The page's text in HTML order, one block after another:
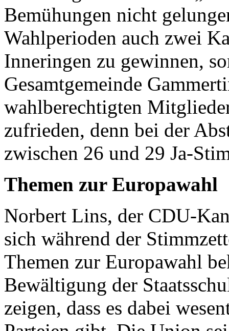
Bemühungen nicht
Wahlperioden auch zwei
Inneringen zu gewinnen,
Gesamtgemeinde
wahlberechtigten
zufrieden, denn bei der
zwischen 26 und 29 Ja-
Themen zur Europawahl
Norbert Lins, der CDU-
sich während der
Themen zur Europawahl
Bewältigung der
zeigen, dass es dabei